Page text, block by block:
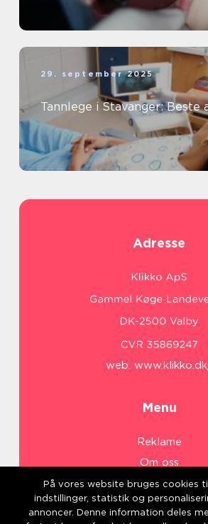
29. september 2025
Tannlege i Stavanger: Beste
Adresse
web:
Menu
Reklame
Om oss
Cookies
Kontakt Oss
På vores website bruges cookies
indstillinger, statistik og
annoncer. Denne information deles